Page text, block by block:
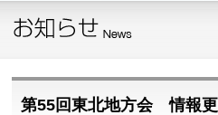
第55回東北地方会 情報